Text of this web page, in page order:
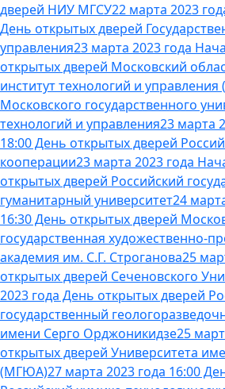
дверей НИУ МГСУ22 марта 2023
День открытых дверей
управления23 марта 2023 года
открытых дверей Московский
институт технологий и
Московского государственного
технологий и управления23 марта
18:00 День открытых дверей
кооперации23 марта 2023 года
открытых дверей Российский
гуманитарный университет24
16:30 День открытых дверей
государственная художественно-
академия им. С.Г. Строганова25
открытых дверей Сеченовского
2023 года День открытых дверей
государственный
имени Серго Орджоникидзе25
открытых дверей Университета
(МГЮА)27 марта 2023 года 16:00